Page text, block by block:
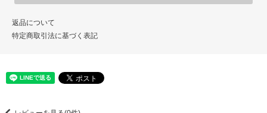
返品について
特定商取引法に基づく表記